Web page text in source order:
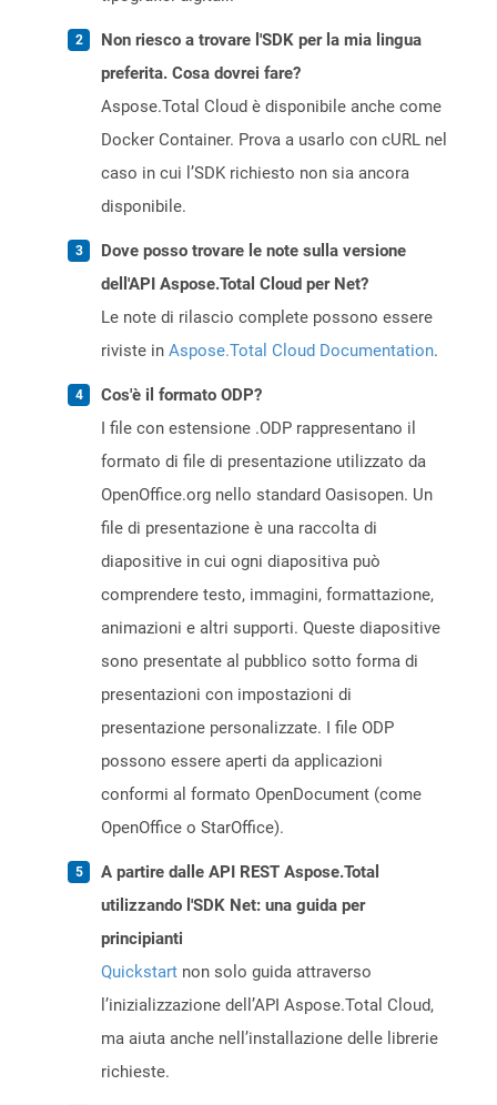
Non riesco a trovare l'SDK per la mia lingua
preferita. Cosa dovrei fare?
Aspose.Total Cloud è disponibile anche come
Docker Container. Prova a usarlo con cURL nel
caso in cui l’SDK richiesto non sia ancora
disponibile.
Dove posso trovare le note sulla versione
dell'API Aspose.Total Cloud per Net?
Le note di rilascio complete possono essere
riviste in Aspose.Total Cloud Documentation.
Cos'è il formato ODP?
I file con estensione .ODP rappresentano il
formato di file di presentazione utilizzato da
OpenOffice.org nello standard Oasisopen. Un
file di presentazione è una raccolta di
diapositive in cui ogni diapositiva può
comprendere testo, immagini, formattazione,
animazioni e altri supporti. Queste diapositive
sono presentate al pubblico sotto forma di
presentazioni con impostazioni di
presentazione personalizzate. I file ODP
possono essere aperti da applicazioni
conformi al formato OpenDocument (come
OpenOffice o StarOffice).
A partire dalle API REST Aspose.Total
utilizzando l'SDK Net: una guida per
principianti
Quickstart non solo guida attraverso
l’inizializzazione dell’API Aspose.Total Cloud,
ma aiuta anche nell’installazione delle librerie
richieste.